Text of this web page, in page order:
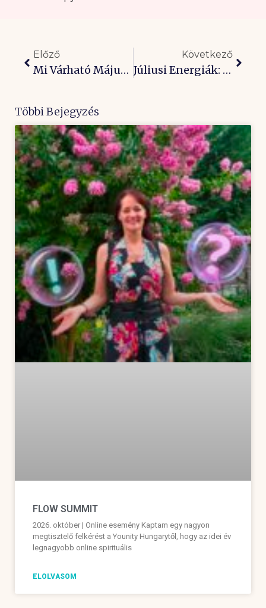
Előző
Mi Várható Májusban?
Következő
Júliusi Energiák: Harc Helyett Megnyugvás!
Többi Bejegyzés
FLOW SUMMIT
2026. október | Online esemény Kaptam egy nagyon
megtisztelő felkérést a Younity Hungarytől, hogy az idei év
legnagyobb online spirituális
ELOLVASOM